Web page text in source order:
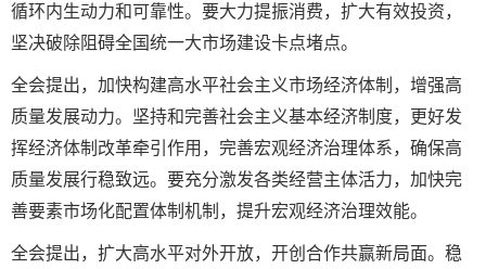
循环内生动力和可靠性。要大力提振消费，扩大有效投资，
坚决破除阻碍全国统一大市场建设卡点堵点。
全会提出，加快构建高水平社会主义市场经济体制，增强高
质量发展动力。坚持和完善社会主义基本经济制度，更好发
挥经济体制改革牵引作用，完善宏观经济治理体系，确保高
质量发展行稳致远。要充分激发各类经营主体活力，加快完
善要素市场化配置体制机制，提升宏观经济治理效能。
全会提出，扩大高水平对外开放，开创合作共赢新局面。稳